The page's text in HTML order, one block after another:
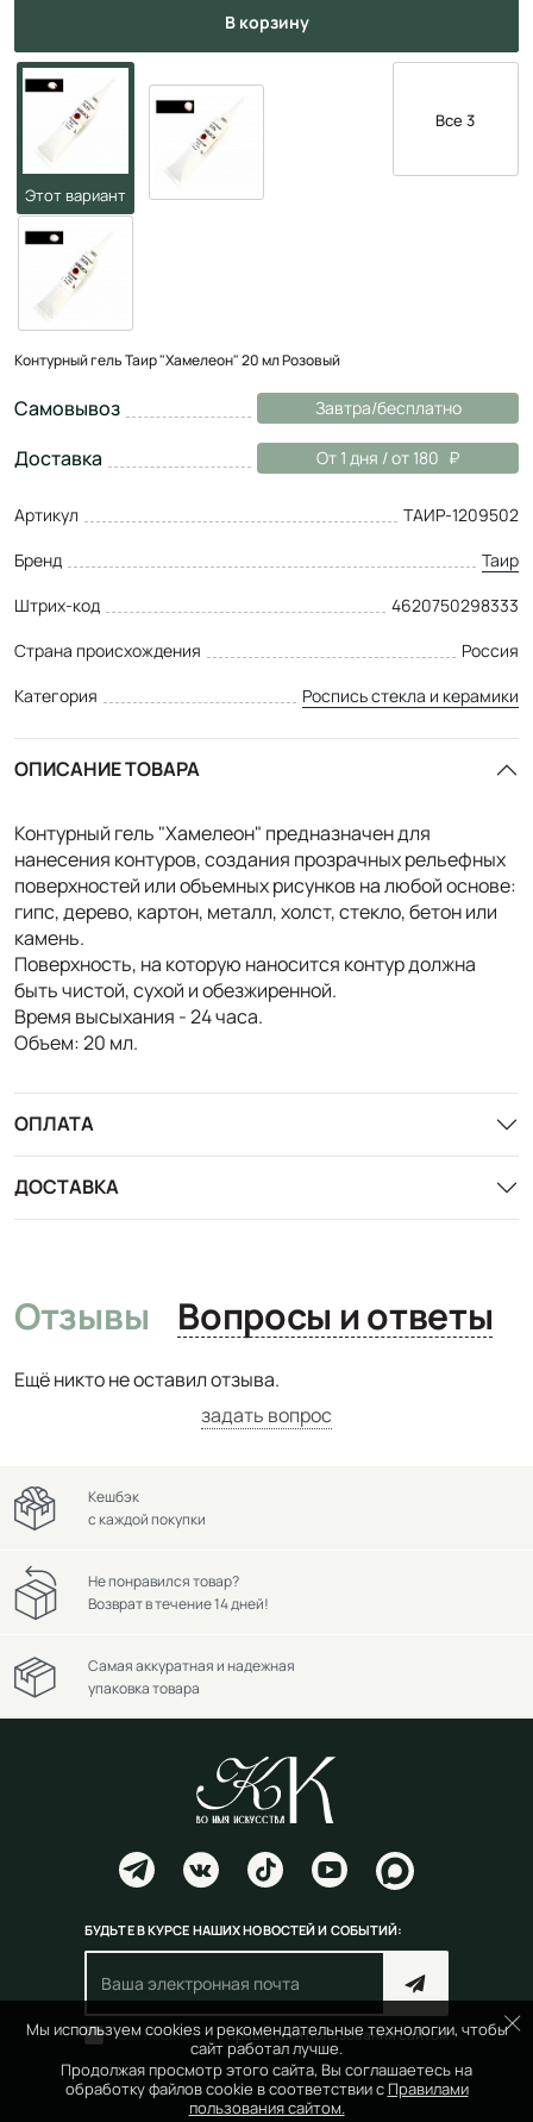
в корзину
Все 3
Контурный гель Таир "Хамелеон" 20 мл Розовый
Самовывоз Завтра/бесплатно
Доставка От 1 дня / от 180
Артикул
ТАИР-1209502
Бренд
Таир
Штрих-код
4620750298333
Страна происхождения
Россия
Категория
Роспись стекла и керамики
ОПИСАНИЕ ТОВАРА
Контурный гель "Хамелеон" предназначен для
нанесения контуров, создания прозрачных рельефных
поверхностей или объемных рисунков на любой основе:
гипс, дерево, картон, металл, холст, стекло, бетон или
камень.
Поверхность, на которую наносится контур должна
быть чистой, сухой и обезжиренной.
Время высыхания - 24 часа.
Объем: 20 мл.
ОПЛАТА
ДОСТАВКА
Отзывы Вопросы и ответы
Ещё никто не оставил отзыва.
задать вопрос
Мы используем cookies и рекомендательные технологии, чтобы
сайт работал лучше.
Продолжая просмотр этого сайта, Вы соглашаетесь на
обработку файлов cookie в соответствии с Правилами
пользования сайтом.
Кешбэк
с каждой покупки
Не понравился товар?
Возврат в течение 14 дней!
Самая аккуратная и надежная
упаковка товара
БУДЬТЕ В КУРСЕ НАШИХ НОВОСТЕЙ И СОБЫТИЙ:
Согласен(на) справилами пользования сайтом